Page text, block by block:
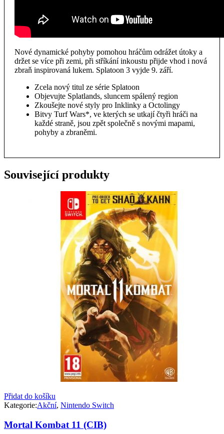
Nové dynamické pohyby pomohou hráčům odrážet útoky a
držet se více při zemi, při stříkání inkoustu přijde vhod i nová
zbraň inspirovaná lukem. Splatoon 3 vyjde 9. září.
Zcela nový titul ze série Splatoon
Objevujte Splatlands, sluncem spálený region
Zkoušejte nové styly pro Inklinky a Octolingy
Bitvy Turf Wars*, ve kterých se utkají čtyři hráči na
každé straně, jsou zpět společně s novými mapami,
pohyby a zbraněmi.
Související produkty
Přidat do košíku
Kategorie:Akční, Nintendo Switch
Mortal Kombat 11 (CIB)